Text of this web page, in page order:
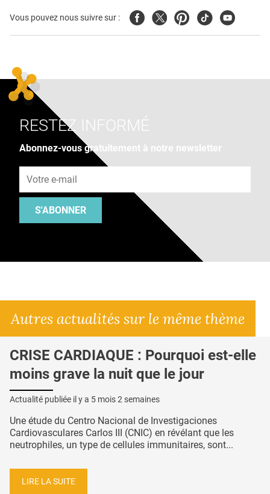
Vous pouvez nous suivre sur : FacebookTwitterPinterest
TiktokYoutube
RESTEZ INFORMÉ
Abonnez-vous gratuitement à notre newsletter
S'ABONNER
Autres actualités sur le même thème
CRISE CARDIAQUE : Pourquoi est-elle
moins grave la nuit que le jour
Actualité publiée il y a 5 mois 2 semaines
Une étude du Centro Nacional de Investigaciones
Cardiovasculares Carlos III (CNIC) en révélant que les
neutrophiles, un type de cellules immunitaires, sont...
LIRE LA SUITE